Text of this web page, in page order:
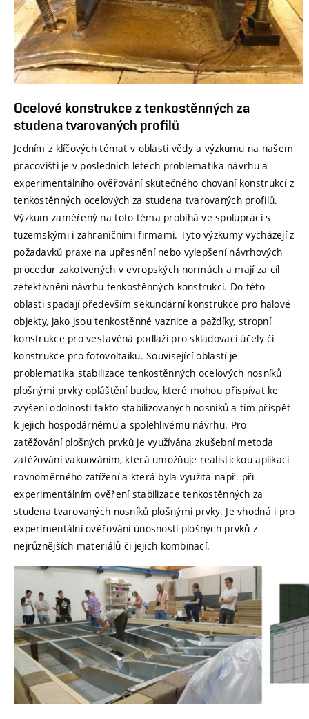
Ocelové konstrukce z tenkostěnných za
studena tvarovaných profilů
Jedním z klíčových témat v oblasti vědy a výzkumu na našem
pracovišti je v posledních letech problematika návrhu a
experimentálního ověřování skutečného chování konstrukcí z
tenkostěnných ocelových za studena tvarovaných profilů.
Výzkum zaměřený na toto téma probíhá ve spolupráci s
tuzemskými i zahraničními firmami. Tyto výzkumy vycházejí z
požadavků praxe na upřesnění nebo vylepšení návrhových
procedur zakotvených v evropských normách a mají za cíl
zefektivnění návrhu tenkostěnných konstrukcí. Do této
oblasti spadají především sekundární konstrukce pro halové
objekty, jako jsou tenkostěnné vaznice a paždíky, stropní
konstrukce pro vestavěná podlaží pro skladovací účely či
konstrukce pro fotovoltaiku. Související oblastí je
problematika stabilizace tenkostěnných ocelových nosníků
plošnými prvky opláštění budov, které mohou přispívat ke
zvýšení odolnosti takto stabilizovaných nosníků a tím přispět
k jejich hospodárnému a spolehlivému návrhu. Pro
zatěžování plošných prvků je využívána zkušební metoda
zatěžování vakuováním, která umožňuje realistickou aplikaci
rovnoměrného zatížení a která byla využita např. při
experimentálním ověření stabilizace tenkostěnných za
studena tvarovaných nosníků plošnými prvky. Je vhodná i pro
experimentální ověřování únosnosti plošných prvků z
nejrůznějších materiálů či jejich kombinací.